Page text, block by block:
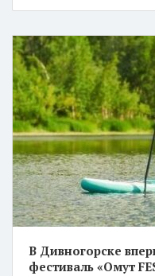
В Дивногорске
фестиваль «Омут